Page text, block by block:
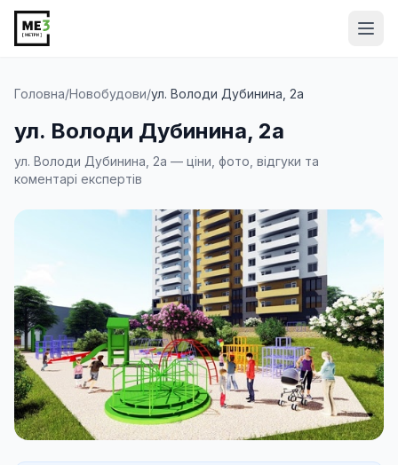
Головна/Новобудови/ул. Володи Дубинина, 2а
ул. Володи Дубинина, 2а
ул. Володи Дубинина, 2а — ціни, фото, відгуки та
коментарі експертів